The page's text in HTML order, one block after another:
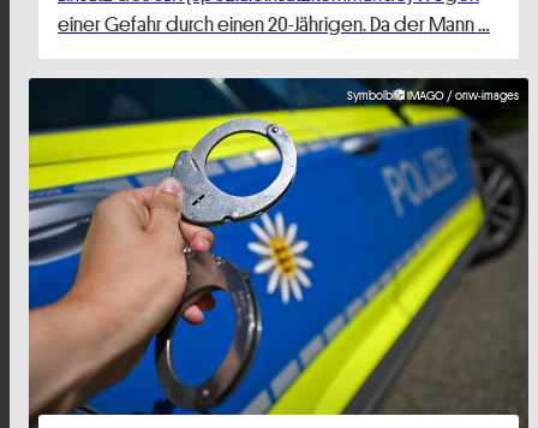
einer Gefahr durch einen 20-Jährigen. Da der Mann …
Symbolbild IMAGO / onw-images